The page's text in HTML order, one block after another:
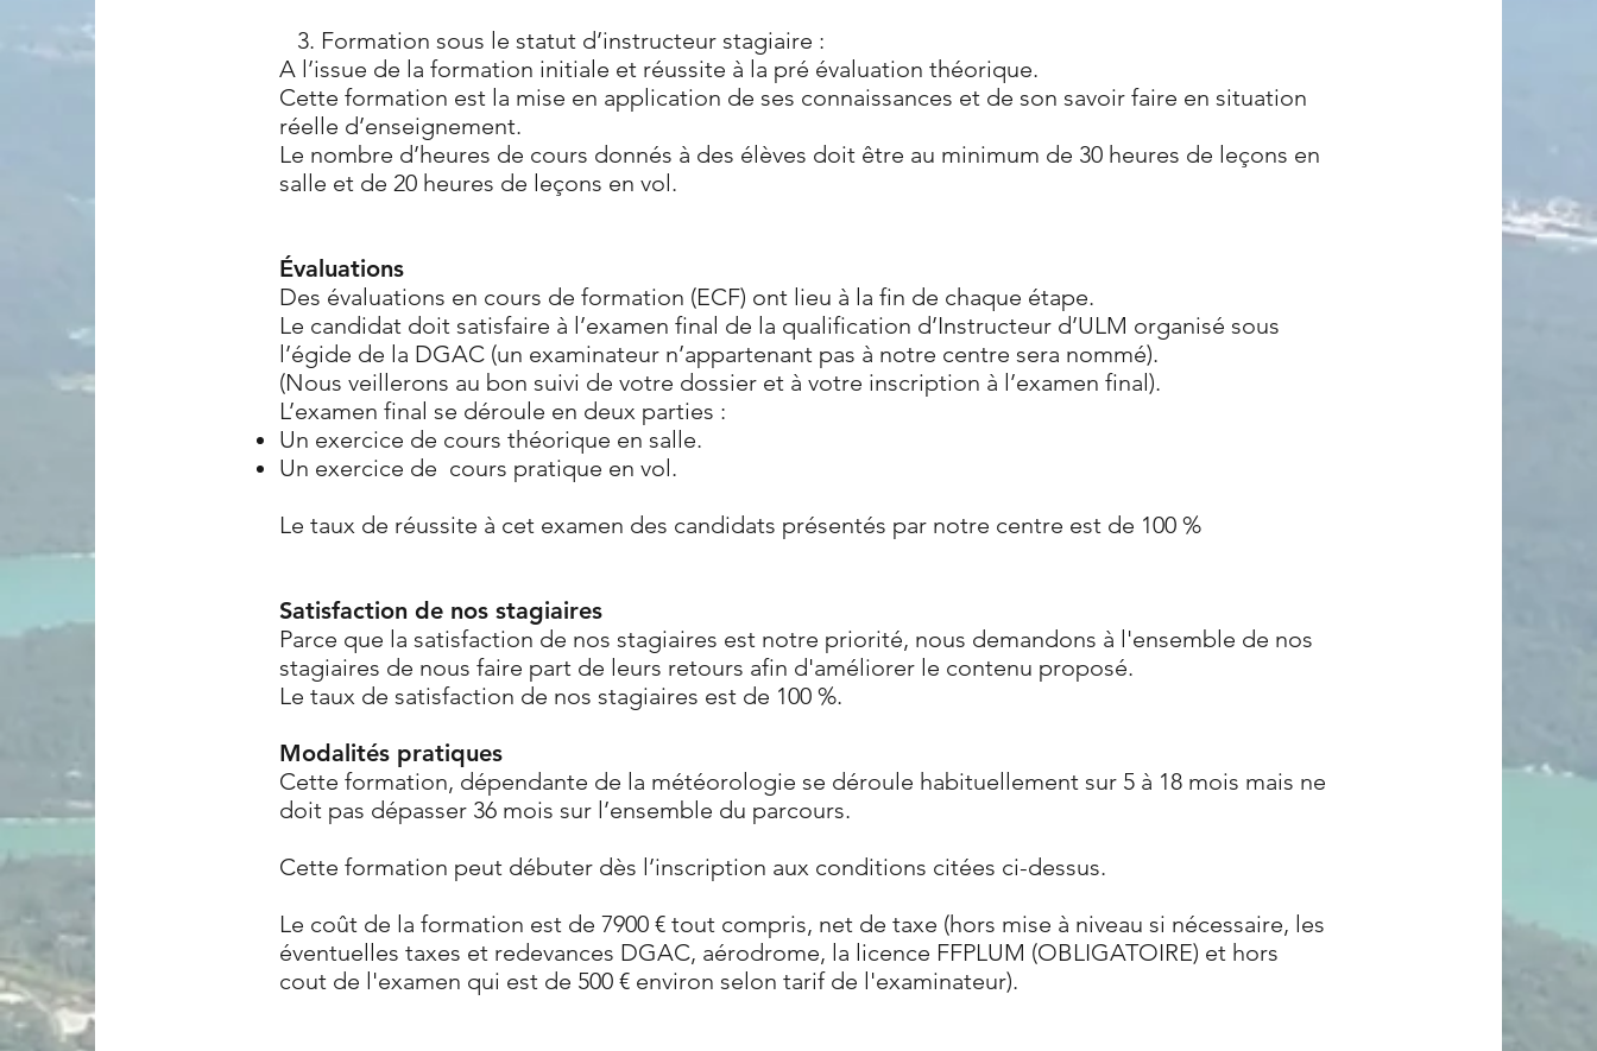
3. Formation sous le statut d’instructeur stagiaire :
A l’issue de la formation initiale et réussite à la pré évaluation théorique.
Cette formation est la mise en application de ses connaissances et de son savoir faire en situation
réelle d’enseignement.
Le nombre d’heures de cours donnés à des élèves doit être au minimum de 30 heures de leçons en
salle et de 20 heures de leçons en vol.
Évaluations
Des évaluations en cours de formation (ECF) ont lieu à la fin de chaque étape.
Le candidat doit satisfaire à l’examen final de la qualification d’Instructeur d’ULM organisé sous
l’égide de la DGAC (un examinateur n’appartenant pas à notre centre sera nommé).
(Nous veillerons au bon suivi de votre dossier et à votre inscription à l’examen final).
L’examen final se déroule en deux parties :
Un exercice de cours théorique en salle.
Un exercice de cours pratique en vol.
Le taux de réussite à cet examen des candidats présentés par notre centre est de 100 %
Satisfaction de nos stagiaires
Parce que la satisfaction de nos stagiaires est notre priorité, nous demandons à l'ensemble de nos
stagiaires de nous faire part de leurs retours afin d'améliorer le contenu proposé.
Le taux de satisfaction de nos stagiaires est de 100 %.
Modalités pratiques
Cette formation, dépendante de la météorologie se déroule habituellement sur 5 à 18 mois mais ne
doit pas dépasser 36 mois sur l’ensemble du parcours.
Cette formation peut débuter dès l’inscription aux conditions citées ci-dessus.
Le coût de la formation est de 7900 € tout compris, net de taxe (hors mise à niveau si nécessaire, les
éventuelles taxes et redevances DGAC, aérodrome, la licence FFPLUM (OBLIGATOIRE) et hors
cout de l'examen qui est de 500 € environ selon tarif de l'examinateur).